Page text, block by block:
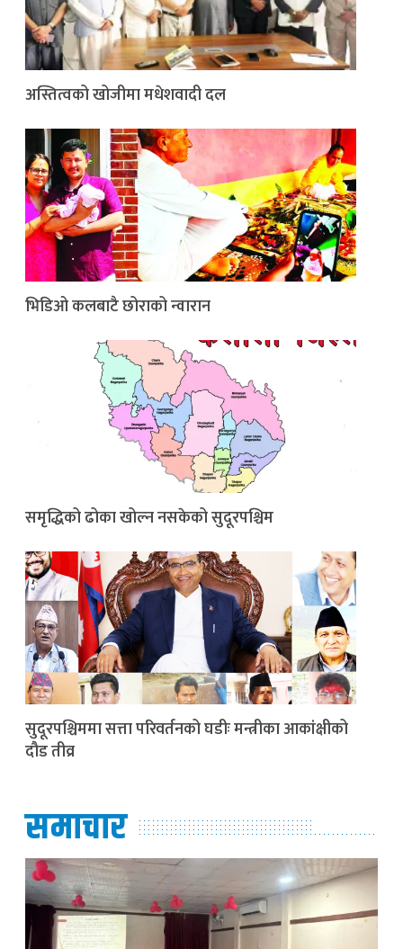
अस्तित्वको खोजीमा मधेशवादी दल
भिडिओ कलबाटै छोराको न्वारान
समृद्धिको ढोका खोल्न नसकेको सुदूरपश्चिम
सुदूरपश्चिममा सत्ता परिवर्तनको घडीः मन्त्रीका आकांक्षीको
दौड तीव्र
समाचार